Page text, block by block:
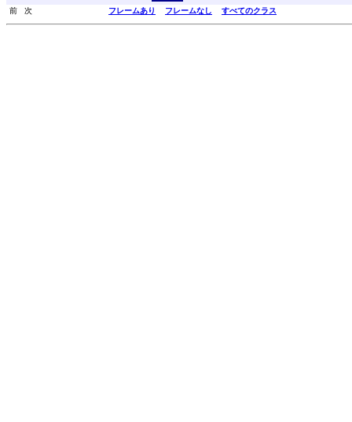
前 次 フレームあり フレームなし すべてのクラス